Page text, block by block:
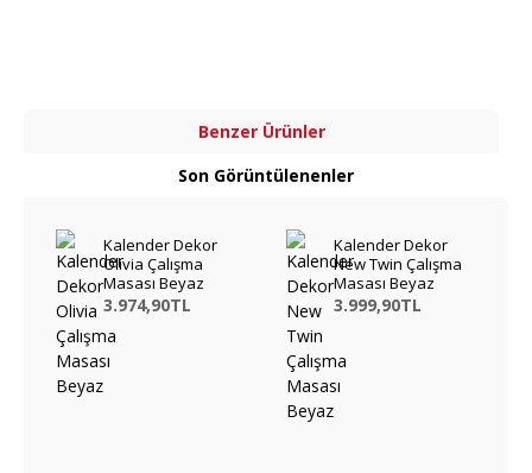
Benzer Ürünler
Son Görüntülenenler
Kalender Dekor
Olivia Çalışma
Masası Beyaz
3.974,90TL
Kalender Dekor
New Twin Çalışma
Masası Beyaz
3.999,90TL